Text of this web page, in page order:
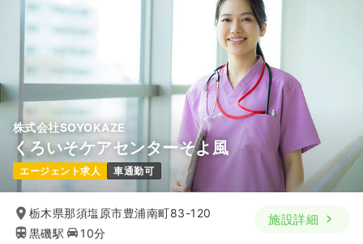
株式会社SOYOKAZE
くろいそケアセンターそよ風
エージェント求人 車通勤可
栃木県那須塩原市豊浦南町83-120
黒磯駅
10分
施設詳細